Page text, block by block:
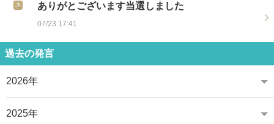
ありがとございます当選しました
07/23 17:41
過去の発言
2026年
2025年